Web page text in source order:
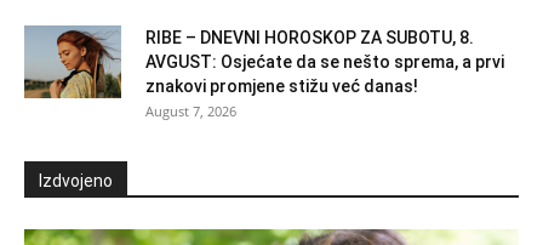
RIBE – DNEVNI HOROSKOP ZA SUBOTU, 8.
AVGUST: Osjećate da se nešto sprema, a prvi
znakovi promjene stižu već danas!
August 7, 2026
Izdvojeno